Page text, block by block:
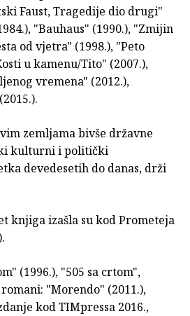
Faust, Tragedije dio drugi"
"Bauhaus" (1990.), "Zmijin
od vjetra" (1998.), "Peto
u kamenu/Tito" (2007.),
vremena" (2012.),
zemljama bivše državne
kulturni i politički
devedesetih do danas, drži
knjiga izašla su kod Prometeja
(1996.), "505 sa crtom",
"Morendo" (2011.),
kod TIMpressa 2016.,